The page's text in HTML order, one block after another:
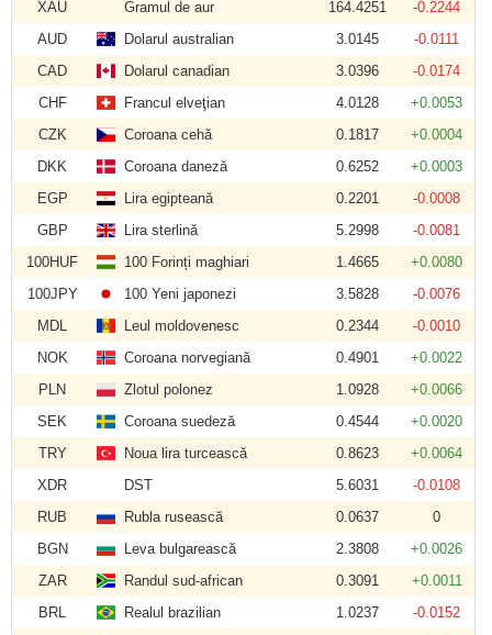
XAU
Gramul de aur 164.4251
-0.2244
AUD
Dolarul australian 3.0145
-0.0111
CAD
Dolarul canadian 3.0396
-0.0174
CHF
Francul elveţian 4.0128
+0.0053
CZK
Coroana cehă 0.1817
+0.0004
DKK
Coroana daneză 0.6252
+0.0003
EGP
Lira egipteană 0.2201
-0.0008
GBP
Lira sterlină 5.2998
-0.0081
100HUF
100 Forinți maghiari 1.4665
+0.0080
100JPY
100 Yeni japonezi 3.5828
-0.0076
MDL
Leul moldovenesc 0.2344
-0.0010
NOK
Coroana norvegiană 0.4901
+0.0022
PLN
Zlotul polonez 1.0928
+0.0066
SEK
Coroana suedeză 0.4544
+0.0020
TRY
Noua lira turcească 0.8623
+0.0064
XDR
DST 5.6031
-0.0108
RUB
Rubla rusească 0.0637
0
BGN
Leva bulgarească 2.3808
+0.0026
ZAR
Randul sud-african 0.3091
+0.0011
BRL
Realul brazilian 1.0237
-0.0152